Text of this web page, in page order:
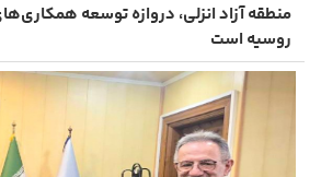
منطقه آزاد انزلی، دروازه توسعه
روسیه است